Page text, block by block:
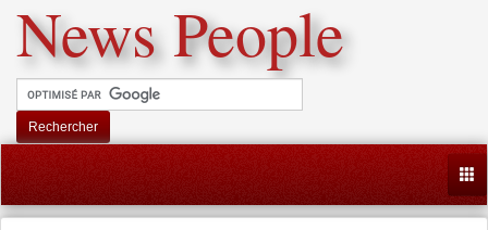
News People
Rechercher